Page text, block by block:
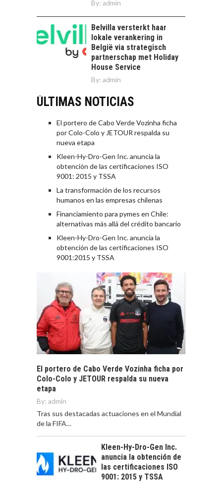
By: admin
Belvilla versterkt haar
lokale verankering in
België via strategisch
partnerschap met Holiday
House Service
By: admin
ÚLTIMAS NOTICIAS
El portero de Cabo Verde Vozinha ficha
por Colo-Colo y JETOUR respalda su
nueva etapa
Kleen-Hy-Dro-Gen Inc. anuncia la
obtención de las certificaciones ISO
9001: 2015 y TSSA
La transformación de los recursos
humanos en las empresas chilenas
Financiamiento para pymes en Chile:
alternativas más allá del crédito bancario
Kleen-Hy-Dro-Gen Inc. anuncia la
obtención de las certificaciones ISO
9001:2015 y TSSA
El portero de Cabo Verde Vozinha ficha por
Colo-Colo y JETOUR respalda su nueva
etapa
By: admin
Tras sus destacadas actuaciones en el Mundial
de la FIFA…
Kleen-Hy-Dro-Gen Inc.
anuncia la obtención de
las certificaciones ISO
9001: 2015 y TSSA